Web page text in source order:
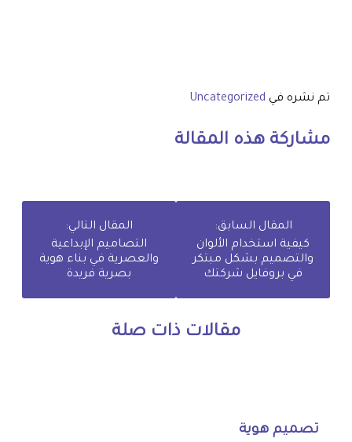
تم نشره في Uncategorized
مشاركة هذه المقالة
المقال السابق:
كيفية استخدام الألوان
والتصميم بشكل مبتكر
في بروفايل شركتك
المقال التالي:
التصاميم الإبداعية
والعصرية في بناء هوية
بصرية فريدة
مقالات ذات صلة
تصميم هوية